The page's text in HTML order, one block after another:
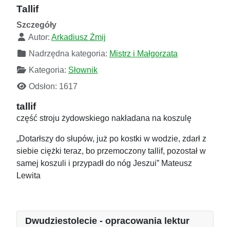
Tallif
Szczegóły
Autor: Arkadiusz Żmij
Nadrzędna kategoria: Mistrz i Małgorzata
Kategoria: Słownik
Odsłon: 1617
tallif
część stroju żydowskiego nakładana na koszulę
„Dotarłszy do słupów, już po kostki w wodzie, zdarł z
siebie ciężki teraz, bo przemoczony tallif, pozostał w
samej koszuli i przypadł do nóg Jeszui” Mateusz
Lewita
Dwudziestolecie - opracowania lektur